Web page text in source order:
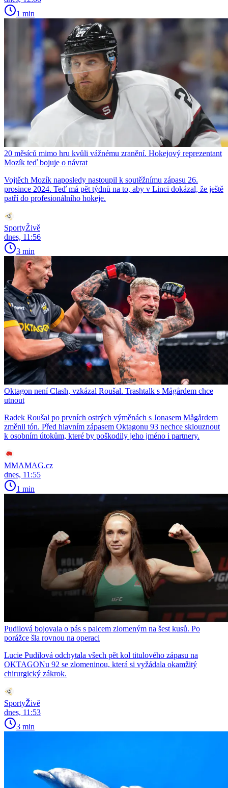
1 min
20 měsíců mimo hru kvůli vážnému zranění. Hokejový reprezentant
Mozík teď bojuje o návrat
Vojtěch Mozík naposledy nastoupil k soutěžnímu zápasu 26.
prosince 2024. Teď má pět týdnů na to, aby v Linci dokázal, že ještě
patří do profesionálního hokeje.
SportyŽivě
dnes, 11:56
3 min
Oktagon není Clash, vzkázal Roušal. Trashtalk s Mågårdem chce
utnout
Radek Roušal po prvních ostrých výměnách s Jonasem Mågårdem
změnil tón. Před hlavním zápasem Oktagonu 93 nechce sklouznout
k osobním útokům, které by poškodily jeho jméno i partnery.
MMAMAG.cz
dnes, 11:55
1 min
Pudilová bojovala o pás s palcem zlomeným na šest kusů. Po
porážce šla rovnou na operaci
Lucie Pudilová odchytala všech pět kol titulového zápasu na
OKTAGONu 92 se zlomeninou, která si vyžádala okamžitý
chirurgický zákrok.
SportyŽivě
dnes, 11:53
3 min